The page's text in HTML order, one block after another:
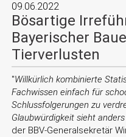
09.06.2022
Bösartige
Bayerischer
Tierverlusten
Willkürlich kombinierte
Fachwissen einfach für
Schlussfolgerungen zu
Glaubwürdigkeit sieht
der BBV-Generalsekretär